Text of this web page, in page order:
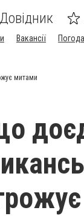
Довідник
Вакансії Погода
митами